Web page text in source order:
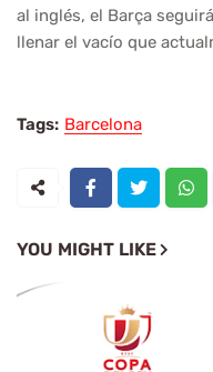
al inglés, el Barça
llenar el vacío que
Tags: Barcelona
YOU MIGHT LIKE